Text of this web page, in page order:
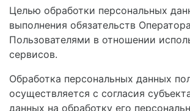
Целью обработки персональных
выполнения обязательств
Пользователями в отношении
сервисов.
Обработка персональных данных
осуществляется с согласия
данных на обработку его